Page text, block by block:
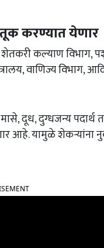
करण्यात येणार
कल्याण विभाग,
वाणिज्य विभाग,
दूध, दुग्धजन्य
आहे. यामुळे